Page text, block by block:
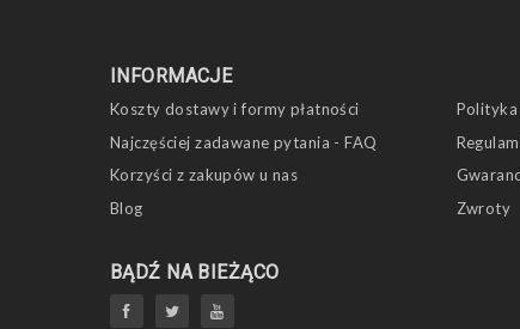
BĄDŹ NA BIEŻĄCO
INFORMACJE
Koszty dostawy i formy płatności
Najczęściej zadawane pytania - FAQ
Korzyści z zakupów u nas
Blog
Zwroty